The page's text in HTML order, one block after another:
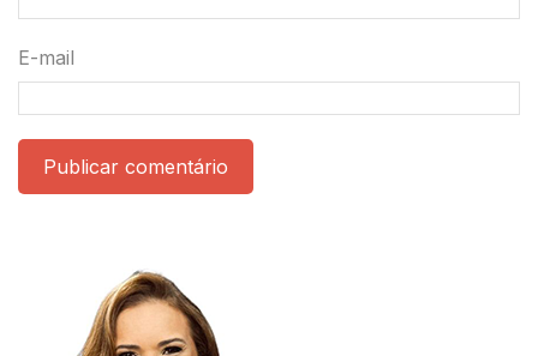
E-mail
Publicar comentário